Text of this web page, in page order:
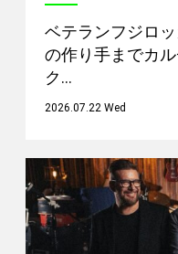
ベテランフジロ
の作り手までカ
ク…
2026.07.22 Wed